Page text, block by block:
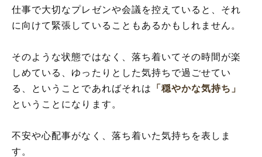
仕事で大切なプレゼンや会議を控えていると、それ
に向けて緊張していることもあるかもしれません。
そのような状態ではなく、落ち着いてその時間が楽
しめている、ゆったりとした気持ちで過ごせてい
る、ということであればそれは
「穏やかな気持ち」
ということになります。
不安や心配事がなく、落ち着いた気持ちを表しま
す。